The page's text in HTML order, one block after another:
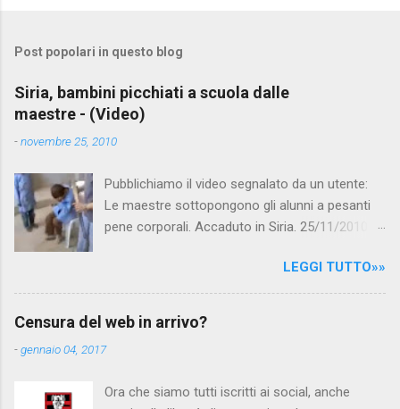
e
n
t
Post popolari in questo blog
Siria, bambini picchiati a scuola dalle
maestre - (Video)
-novembre 25, 2010
Pubblichiamo il video segnalato da un utente:
Le maestre sottopongono gli alunni a pesanti
pene corporali. Accaduto in Siria. 25/11/2010
Canale 5 "Forum" si è interessato al caso,
interpellando prontamente l'ambasciata siriana,
per fare luce sulla vicenda: è emerso che il
scuola. LEGGI IL SERVIZIO . staff
LEGGI TUTTO»»
Censura del web in arrivo?
-gennaio 04, 2017
Ora che siamo tutti iscritti ai social, anche